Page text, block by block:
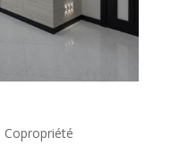
Copropriété